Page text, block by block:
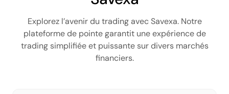
Explorez l’avenir du trading avec Savexa. Notre
plateforme de pointe garantit une expérience de
trading simplifiée et puissante sur divers marchés
financiers.